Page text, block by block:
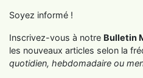
Soyez informé !
Inscrivez-vous à notre Bulletin
les nouveaux articles selon la
quotidien, hebdomadaire ou